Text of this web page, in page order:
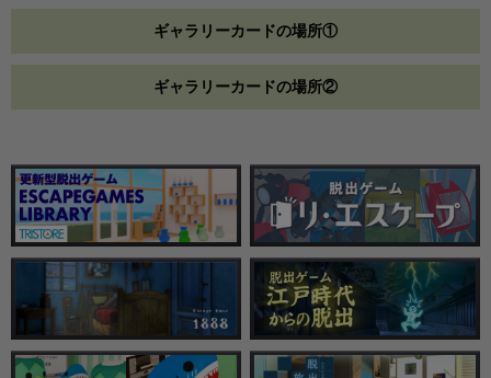
ギャラリーカードの場所①
ギャラリーカードの場所②